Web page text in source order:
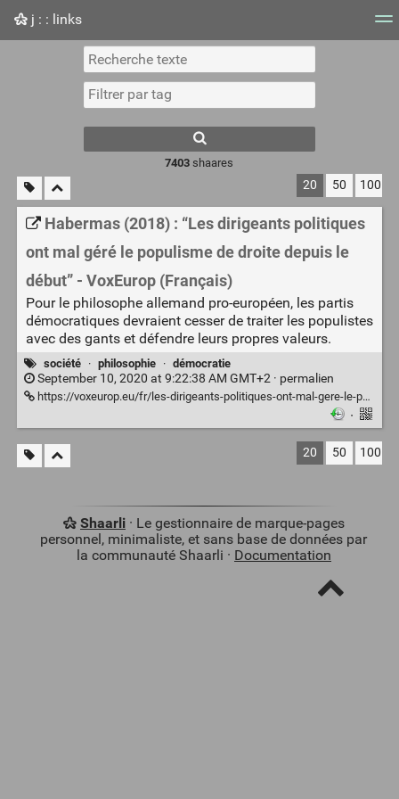
j : : links
Nuage de tags Mur d'images
7403 shaares
20 50 100
Habermas (2018) : “Les dirigeants politiques
ont mal géré le populisme de droite depuis le
début” - VoxEurop (Français)
Pour le philosophe allemand pro-européen, les partis
démocratiques devraient cesser de traiter les populistes
avec des gants et défendre leurs propres valeurs.
société · philosophie · démocratie
September 10, 2020 at 9:22:38 AM GMT+2 · permalien
https://voxeurop.eu/fr/les-dirigeants-politiques-ont-mal-gere-le-populisme-de-droite-depuis-le-debut/
·
20 50 100
Shaarli· Le gestionnaire de marque-pages
personnel, minimaliste, et sans base de données par
la communauté Shaarli · Documentation